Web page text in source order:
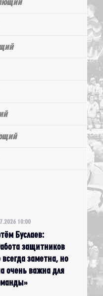
10:00
Буслаев:
защитников
всегда заметна, но
очень важна для